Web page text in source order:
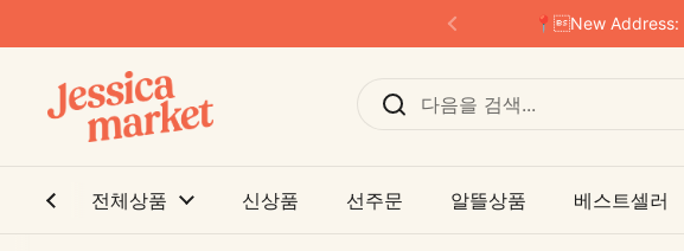
이전
📍New Address:
전체상품 신상품 선주문 알뜰상품 베스트셀러